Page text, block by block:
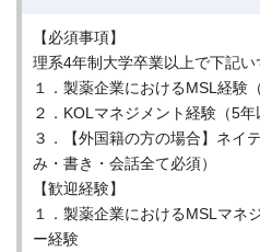
【必須事項】
理系4年制大学卒業以上で下記
１．製薬企業におけるMSL経験
２．KOLマネジメント経験（5年
３．【外国籍の方の場合】ネイ
み・書き・会話全て必須）
【歓迎経験】
１．製薬企業におけるMSLマネ
ー経験